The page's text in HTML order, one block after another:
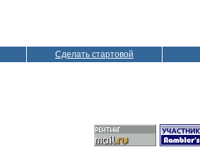
Сделать стартовой